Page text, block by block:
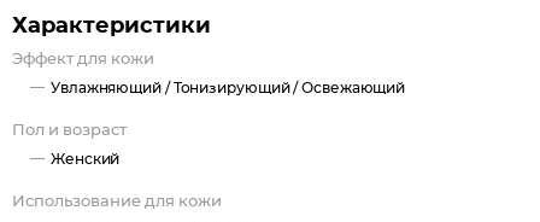
Характеристики
Эффект для кожи
Увлажняющий /Тонизирующий /Освежающий
Пол и возраст
Женский
Использование для кожи